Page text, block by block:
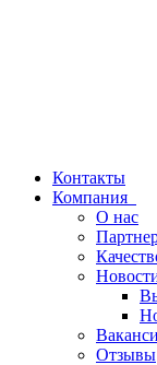
Контакты
Компания
О нас
Отзывы